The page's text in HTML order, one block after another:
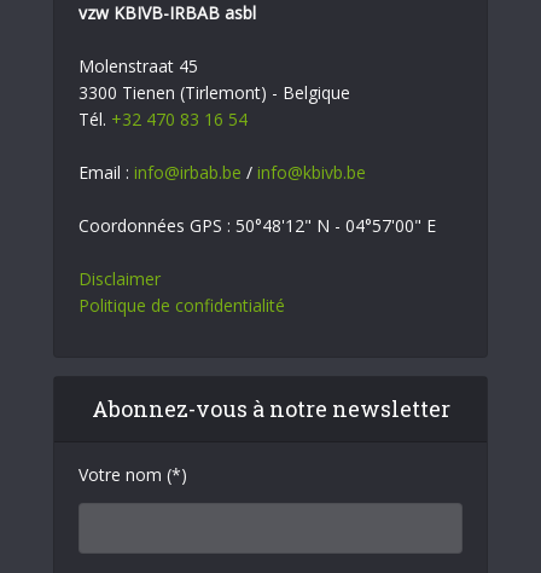
vzw KBIVB-IRBAB asbl
Molenstraat 45
3300 Tienen (Tirlemont) - Belgique
Tél. +32 470 83 16 54
Email : info@irbab.be / info@kbivb.be
Coordonnées GPS : 50°48'12" N - 04°57'00" E
Disclaimer
Politique de confidentialité
Abonnez-vous à notre newsletter
Votre nom (*)